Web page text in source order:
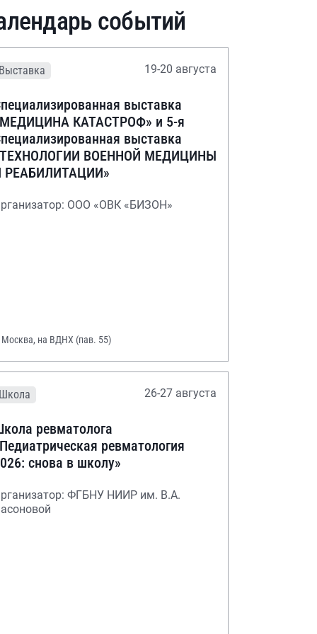
событий
Выставка 19-20 августа
выставка
КАТАСТРОФ» и 5-я
выставка
ВОЕННОЙ МЕДИЦИНЫ
РЕАБИЛИТАЦИИ»
ООО «ОВК «БИЗОН»
Москва, на ВДНХ (пав. 55)
Школа 26-27 августа
ревматолога
ревматология
снова в школу»
ФГБНУ НИИР им. В.А.